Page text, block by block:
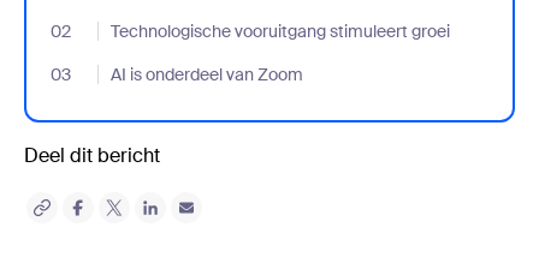
02
Technologische vooruitgang stimuleert groei
- Jumplink to Technologische vooruitgang stimuleert groei
03
AI is onderdeel van Zoom
- Jumplink to AI is onderdeel van Zoom
Deel dit bericht